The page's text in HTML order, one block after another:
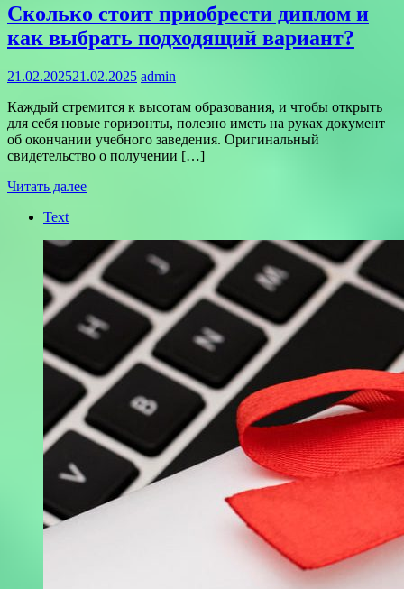
Сколько стоит приобрести диплом и
как выбрать подходящий вариант?
21.02.202521.02.2025 admin
Каждый стремится к высотам образования, и чтобы открыть
для себя новые горизонты, полезно иметь на руках документ
об окончании учебного заведения. Оригинальный
свидетельство о получении […]
Читать далее
Text